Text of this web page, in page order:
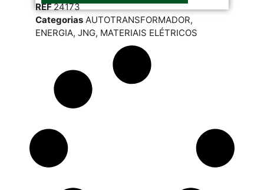
REF24173
Categorias AUTOTRANSFORMADOR,
ENERGIA, JNG, MATERIAIS ELÉTRICOS